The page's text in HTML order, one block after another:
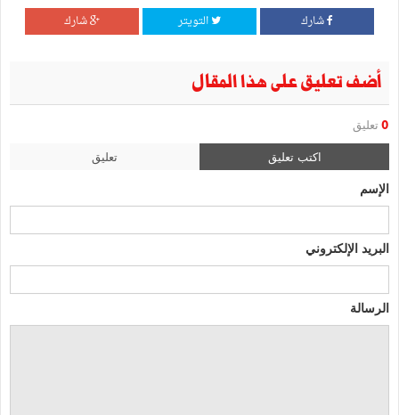
شارك التويتر شارك
أضف تعليق على هذا المقال
0 تعليق
اكتب تعليق تعليق
الإسم
البريد الإلكتروني
الرسالة